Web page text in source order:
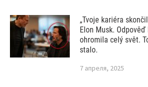
„Tvoje kariéra
Elon Musk. Odpověď
ohromila celý svět.
stalo.
7 апреля, 2025